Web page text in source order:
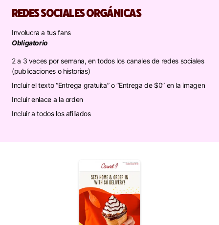
REDES SOCIALES ORGÁNICAS
Involucra a tus fans
Obligatorio
2 a 3 veces por semana, en todos los canales de redes sociales
(publicaciones o historias)
Incluir el texto “Entrega gratuita” o “Entrega de $0” en la imagen
Incluir enlace a la orden
Incluir a todos los afiliados